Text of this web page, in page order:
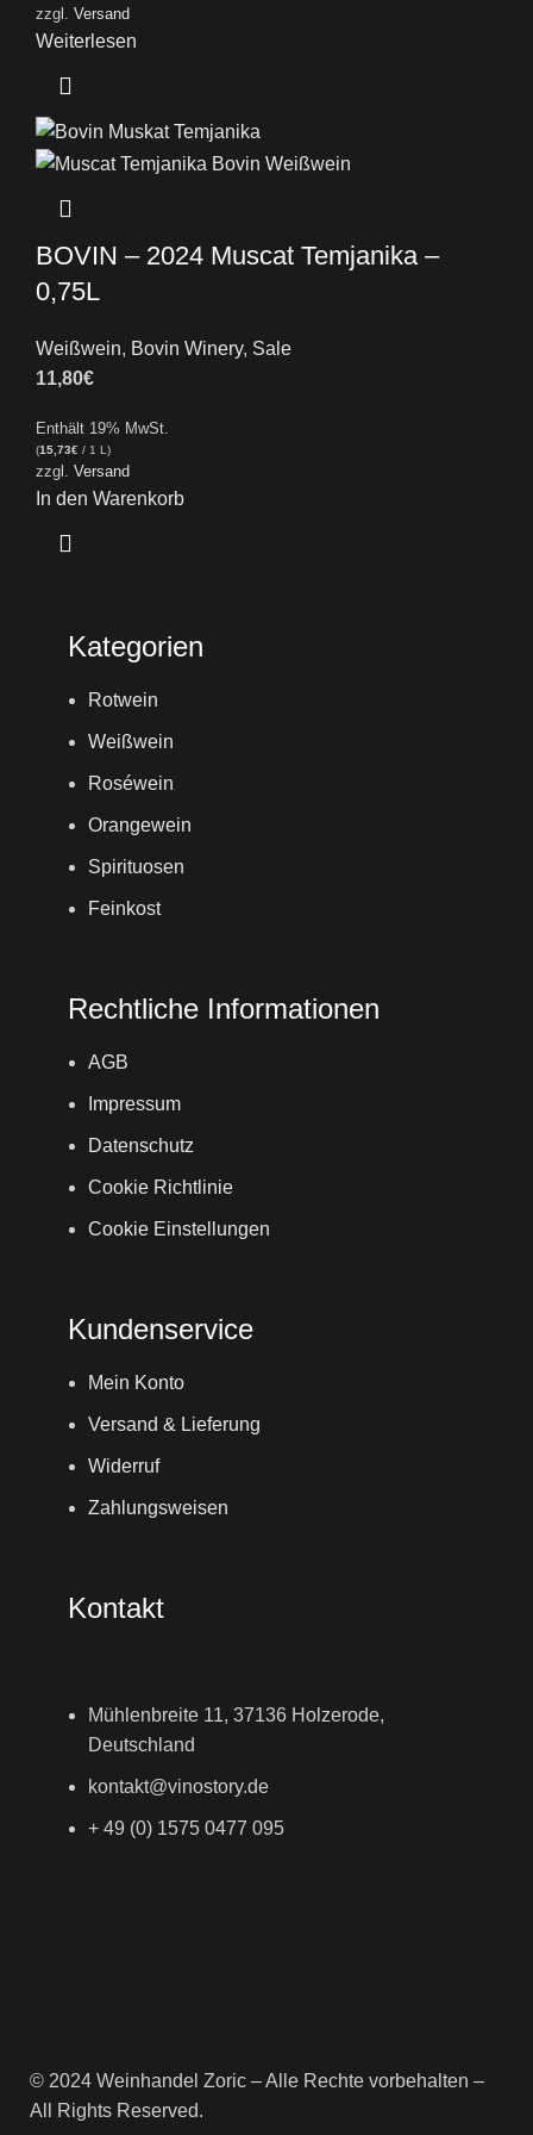
zzgl. Versand
Weiterlesen
BOVIN – 2024 Muscat Temjanika –
0,75L
Weißwein, Bovin Winery, Sale
11,80€
Enthält 19% MwSt.
(15,73€ / 1 L)
zzgl. Versand
In den Warenkorb
Kategorien
Rotwein
Weißwein
Roséwein
Orangewein
Spirituosen
Feinkost
Rechtliche Informationen
AGB
Impressum
Datenschutz
Cookie Richtlinie
Cookie Einstellungen
Kundenservice
Mein Konto
Versand & Lieferung
Widerruf
Zahlungsweisen
Kontakt
Mühlenbreite 11, 37136 Holzerode,
Deutschland
kontakt@vinostory.de
+ 49 (0) 1575 0477 095
© 2024 Weinhandel Zoric – Alle Rechte vorbehalten –
All Rights Reserved.